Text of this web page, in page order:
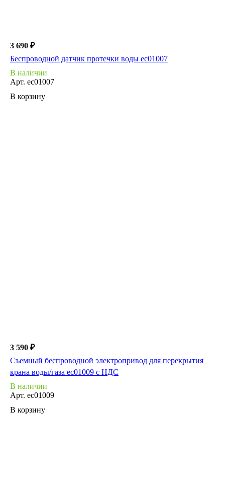
3 690 ₽
Беспроводной датчик протечки воды ec01007
В наличии
Арт. ec01007
В корзину
3 590 ₽
Съемный беспроводной электропривод для перекрытия
крана воды/газа ec01009 с НДС
В наличии
Арт. ec01009
В корзину